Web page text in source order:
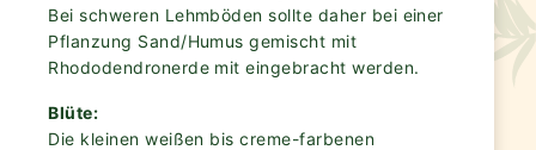
Bei schweren Lehmböden sollte daher bei einer
Pflanzung Sand/Humus gemischt mit
Rhododendronerde mit eingebracht werden.
Blüte:
Die kleinen weißen bis creme-farbenen